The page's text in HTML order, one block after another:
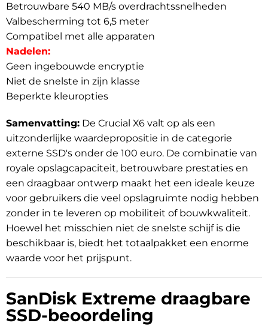
Betrouwbare 540 MB/s overdrachtssnelheden
Valbescherming tot 6,5 meter
Compatibel met alle apparaten
Nadelen:
Geen ingebouwde encryptie
Niet de snelste in zijn klasse
Beperkte kleuropties
Samenvatting: De Crucial X6 valt op als een
uitzonderlijke waardepropositie in de categorie
externe SSD's onder de 100 euro. De combinatie van
royale opslagcapaciteit, betrouwbare prestaties en
een draagbaar ontwerp maakt het een ideale keuze
voor gebruikers die veel opslagruimte nodig hebben
zonder in te leveren op mobiliteit of bouwkwaliteit.
Hoewel het misschien niet de snelste schijf is die
beschikbaar is, biedt het totaalpakket een enorme
waarde voor het prijspunt.
SanDisk Extreme draagbare
SSD-beoordeling